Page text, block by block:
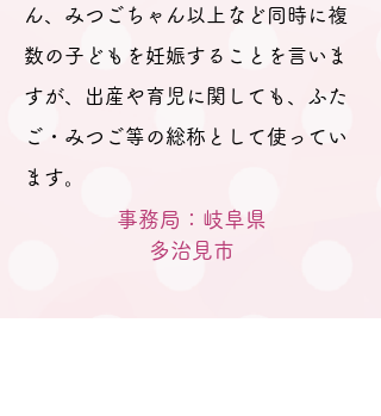
ん、みつごちゃん以上など同時に複
数の子どもを妊娠することを言いま
すが、出産や育児に関しても、ふた
ご・みつご等の総称として使ってい
ます。
事務局：岐阜県
​多治見市